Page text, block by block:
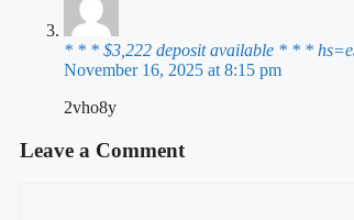
* * * $3,222 deposit available * * *
November 16, 2025 at 8:15 pm
2vho8y
Leave a Comment